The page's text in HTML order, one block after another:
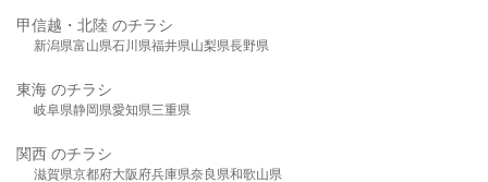
甲信越・北陸 のチラシ
新潟県富山県石川県福井県山梨県長野県
東海 のチラシ
岐阜県静岡県愛知県三重県
関西 のチラシ
滋賀県京都府大阪府兵庫県奈良県和歌山県